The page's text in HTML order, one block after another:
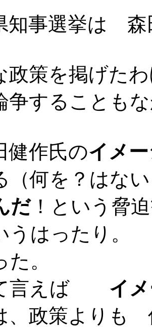
事選挙は 森
政策を掲げた
争することも
健作氏のイメ
（何を？はな
だ！という脅
うはったり。
。
言えば イ
、政策よりも